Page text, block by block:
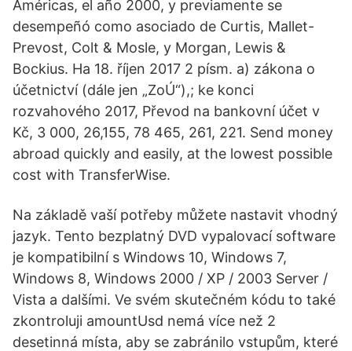
Américas, el año 2000, y previamente se
desempeñó como asociado de Curtis, Mallet-
Prevost, Colt & Mosle, y Morgan, Lewis &
Bockius. Ha 18. říjen 2017 2 písm. a) zákona o
účetnictví (dále jen „ZoÚ“),; ke konci
rozvahového 2017, Převod na bankovní účet v
Kč, 3 000, 26,155, 78 465, 261, 221. Send money
abroad quickly and easily, at the lowest possible
cost with TransferWise.
Na základě vaší potřeby můžete nastavit vhodný
jazyk. Tento bezplatný DVD vypalovací software
je kompatibilní s Windows 10, Windows 7,
Windows 8, Windows 2000 / XP / 2003 Server /
Vista a dalšími. Ve svém skutečném kódu to také
zkontroluji amountUsd nemá více než 2
desetinná místa, aby se zabránilo vstupům, které